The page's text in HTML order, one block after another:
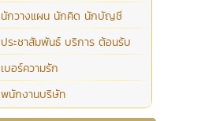
นักวางแผน นักคิด นักบัญชี
ประชาสัมพันธ์ บริการ ต้อนรับ
เบอร์ความรัก
พนักงานบริษัท